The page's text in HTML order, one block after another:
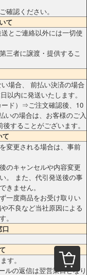
確認ください。
て
とご連絡以外には一切使
三者に譲渡・提供するこ
場合、 前払い決済の場合
以内に発送いたします。
ド）⇒ご注文確認後、10
いの場合は、お客様のご入
することがございます。
て
変更される場合は、事前
のキャンセルや内容変更
。 また、代引発送後の事
きません。
一度商品をお受け取りい
不良など当社原因による
。
口
す。
ルの返信は翌営業日となり